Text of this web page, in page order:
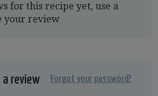
for this recipe yet, use a
your review
review Forgot your password?